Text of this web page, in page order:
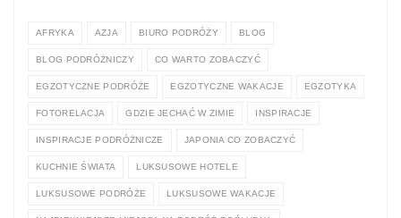
AFRYKA AZJA BIURO PODRÓŻY BLOG
BLOG PODRÓŻNICZY CO WARTO ZOBACZYĆ
EGZOTYCZNE PODRÓŻE EGZOTYCZNE WAKACJE EGZOTYKA
FOTORELACJA GDZIE JECHAĆ W ZIMIE INSPIRACJE
INSPIRACJE PODRÓŻNICZE JAPONIA CO ZOBACZYĆ
KUCHNIE ŚWIATA LUKSUSOWE HOTELE
LUKSUSOWE PODRÓŻE LUKSUSOWE WAKACJE